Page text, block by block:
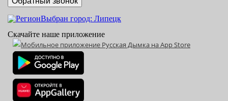
Выбран город: Липецк
Скачайте наше приложение